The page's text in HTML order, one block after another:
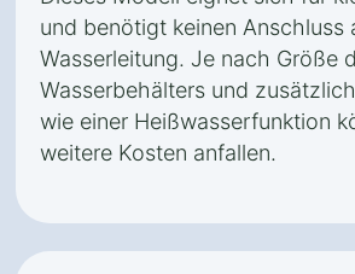
und benötigt keinen Anschluss
Wasserleitung. Je nach Größe
Wasserbehälters und
wie einer Heißwasserfunktion
weitere Kosten anfallen.